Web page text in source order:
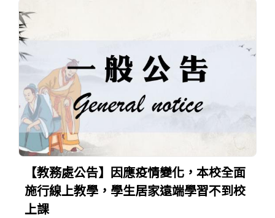
【教務處公告】因應疫情變化，本校全面
施行線上教學，學生居家遠端學習不到校
上課